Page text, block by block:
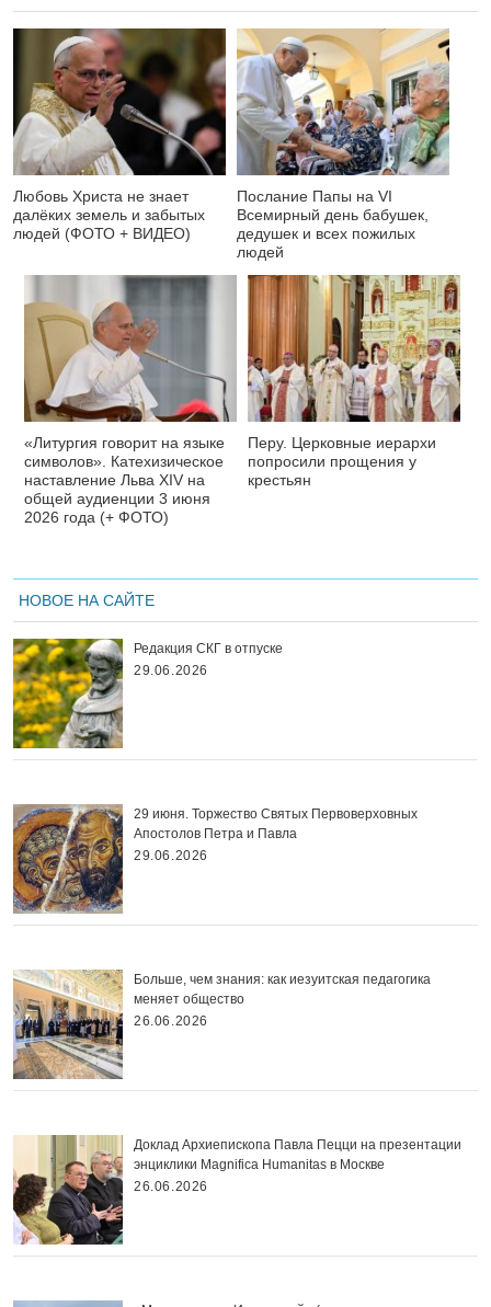
Любовь Христа не знает
далёких земель и забытых
людей (ФОТО + ВИДЕО)
Послание Папы на VI
Всемирный день бабушек,
дедушек и всех пожилых
людей
«Литургия говорит на языке
символов». Катехизическое
наставление Льва XIV на
общей аудиенции 3 июня
2026 года (+ ФОТО)
Перу. Церковные иерархи
попросили прощения у
крестьян
НОВОЕ НА САЙТЕ
Редакция СКГ в отпуске
29.06.2026
29 июня. Торжество Святых Первоверховных
Апостолов Петра и Павла
29.06.2026
Больше, чем знания: как иезуитская педагогика
меняет общество
26.06.2026
Доклад Архиепископа Павла Пецци на презентации
энциклики Magnifica Нumanitas в Москве
26.06.2026